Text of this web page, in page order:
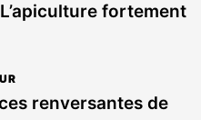
fortement
renversantes de